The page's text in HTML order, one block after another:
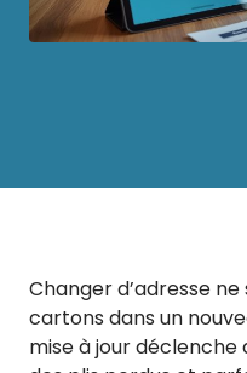
Changer d’adresse
cartons dans un
mise à jour déclenche